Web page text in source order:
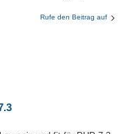
Rufe den Beitrag auf